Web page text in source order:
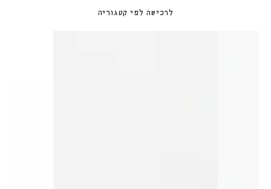
לרכישה לפי קטגוריה